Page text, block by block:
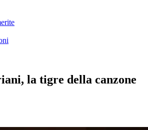
la tigre della canzone